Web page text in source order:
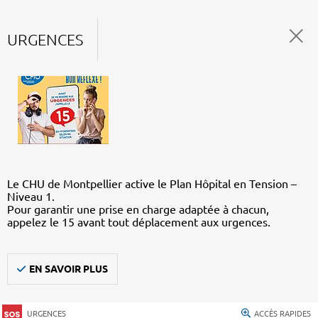
URGENCES
Le CHU de Montpellier active le Plan Hôpital en Tension –
Niveau 1.
Pour garantir une prise en charge adaptée à chacun,
appelez le 15 avant tout déplacement aux urgences.
EN SAVOIR PLUS
URGENCES ACCÈS RAPIDES